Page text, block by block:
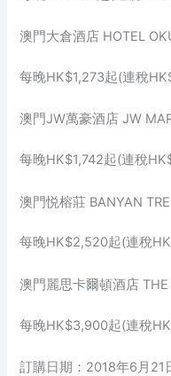
澳門大倉酒店 HOTEL
每晚HK$1,273起(連稅
澳門JW萬豪酒店 JW
每晚HK$1,742起(連稅
澳門悦榕莊 BANYAN
每晚HK$2,520起(連稅
澳門麗思卡爾頓酒店
每晚HK$3,900起(連稅
訂購日期：2018年6月21